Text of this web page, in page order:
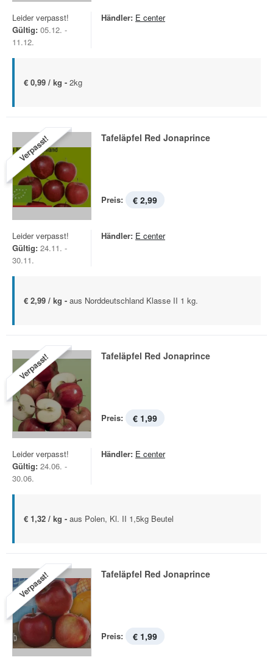
Leider verpasst!
Gültig: 05.12. -
11.12.
Händler: E center
€ 0,99 / kg - 2kg
Verpasst! Tafeläpfel Red Jonaprince
Preis: € 2,99
Leider verpasst!
Gültig: 24.11. -
30.11.
Händler: E center
€ 2,99 / kg - aus Norddeutschland Klasse II 1 kg.
Verpasst! Tafeläpfel Red Jonaprince
Preis: € 1,99
Leider verpasst!
Gültig: 24.06. -
30.06.
Händler: E center
€ 1,32 / kg - aus Polen, Kl. II 1,5kg Beutel
Verpasst! Tafeläpfel Red Jonaprince
Preis: € 1,99